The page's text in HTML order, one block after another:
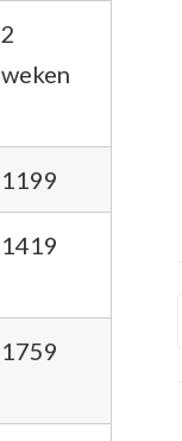
2
weken
1199
1419
1759